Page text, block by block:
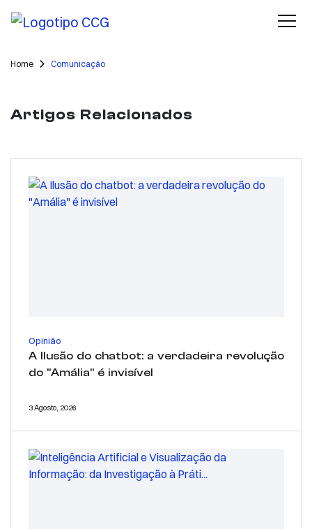
Home Comunicação
Artigos Relacionados
Opinião
A Ilusão do chatbot: a verdadeira revolução
do "Amália" é invisível
3 Agosto, 2026